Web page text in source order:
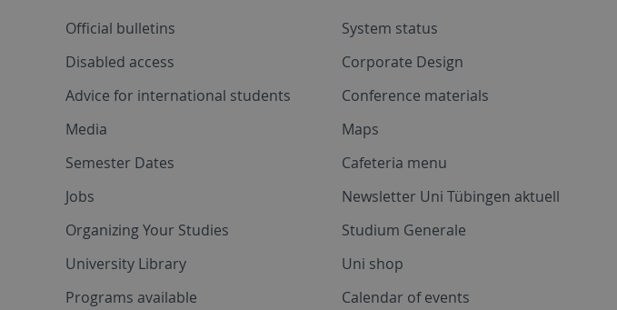
Official bulletins
Disabled access
Advice for international students
Media
Semester Dates
Jobs
Organizing Your Studies
University Library
Programs available
System status
Corporate Design
Conference materials
Maps
Cafeteria menu
Newsletter Uni Tübingen aktuell
Studium Generale
Uni shop
Calendar of events